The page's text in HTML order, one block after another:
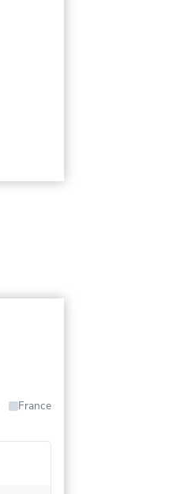
France